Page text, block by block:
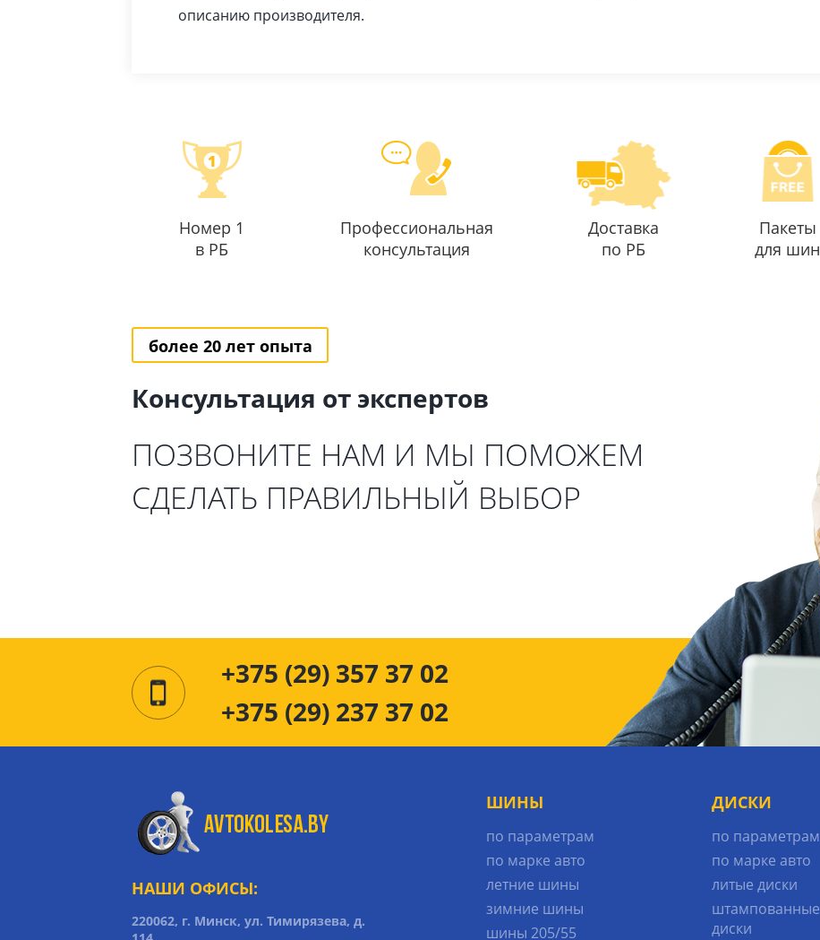
описанию производителя.
Номер 1
в РБ
Профессиональная
консультация
Доставка
по РБ
Пакеты
для шин
более 20 лет опыта
Консультация от экспертов
ПОЗВОНИТЕ НАМ И МЫ ПОМОЖЕМ
СДЕЛАТЬ ПРАВИЛЬНЫЙ ВЫБОР
+375 (29) 357 37 02
+375 (29) 237 37 02
НАШИ ОФИСЫ:
220062, г. Минск, ул. Тимирязева, д.
ШИНЫ
по параметрам
по марке авто
летние шины
зимние шины
шины 205/55
ДИСКИ
по параметрам
по марке авто
литые диски
штампованные
диски